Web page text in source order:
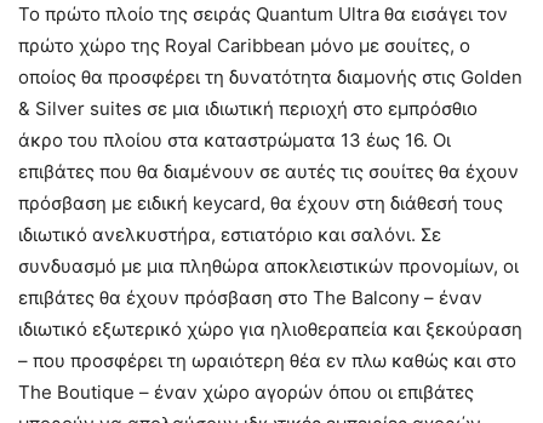
To πρώτο πλοίο της σειράς Quantum Ultra θα εισάγει τον
πρώτο χώρο της Royal Caribbean μόνο με σουίτες, o
οποίος θα προσφέρει τη δυνατότητα διαμονής στις Golden
& Silver suites σε μια ιδιωτική περιοχή στο εμπρόσθιο
άκρο του πλοίου στα καταστρώματα 13 έως 16. Οι
επιβάτες που θα διαμένουν σε αυτές τις σουίτες θα έχουν
πρόσβαση με ειδική keycard, θα έχουν στη διάθεσή τους
ιδιωτικό ανελκυστήρα, εστιατόριο και σαλόνι. Σε
συνδυασμό με μια πληθώρα αποκλειστικών προνομίων, οι
επιβάτες θα έχουν πρόσβαση στο The Balcony – έναν
ιδιωτικό εξωτερικό χώρο για ηλιοθεραπεία και ξεκούραση
– που προσφέρει τη ωραιότερη θέα εν πλω καθώς και στο
The Boutique – έναν χώρο αγορών όπου οι επιβάτες